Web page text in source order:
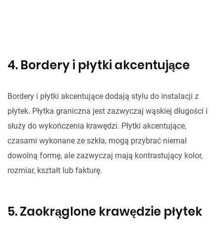
4. Bordery i płytki akcentujące
Bordery i płytki akcentujące dodają stylu do instalacji z
płytek. Płytka graniczna jest zazwyczaj wąskiej długości i
służy do wykończenia krawędzi. Płytki akcentujące,
czasami wykonane ze szkła, mogą przybrać niemal
dowolną formę, ale zazwyczaj mają kontrastujący kolor,
rozmiar, kształt lub fakturę.
5. Zaokrąglone krawędzie płytek